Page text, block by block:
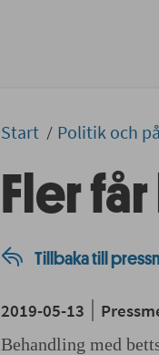
Start Politik och
Fler
Tillbaka till
2019-05-13
Behandling med